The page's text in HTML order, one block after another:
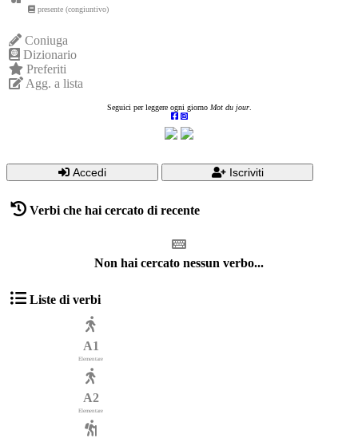
presente (congiuntivo)
Coniuga
Dizionario
Preferiti
Agg. a lista
Seguici per leggere ogni giorno Mot du jour.
Accedi Iscriviti
Verbi che hai cercato di recente
Non hai cercato nessun verbo...
Liste di verbi
A1
Elementare
A2
Elementare